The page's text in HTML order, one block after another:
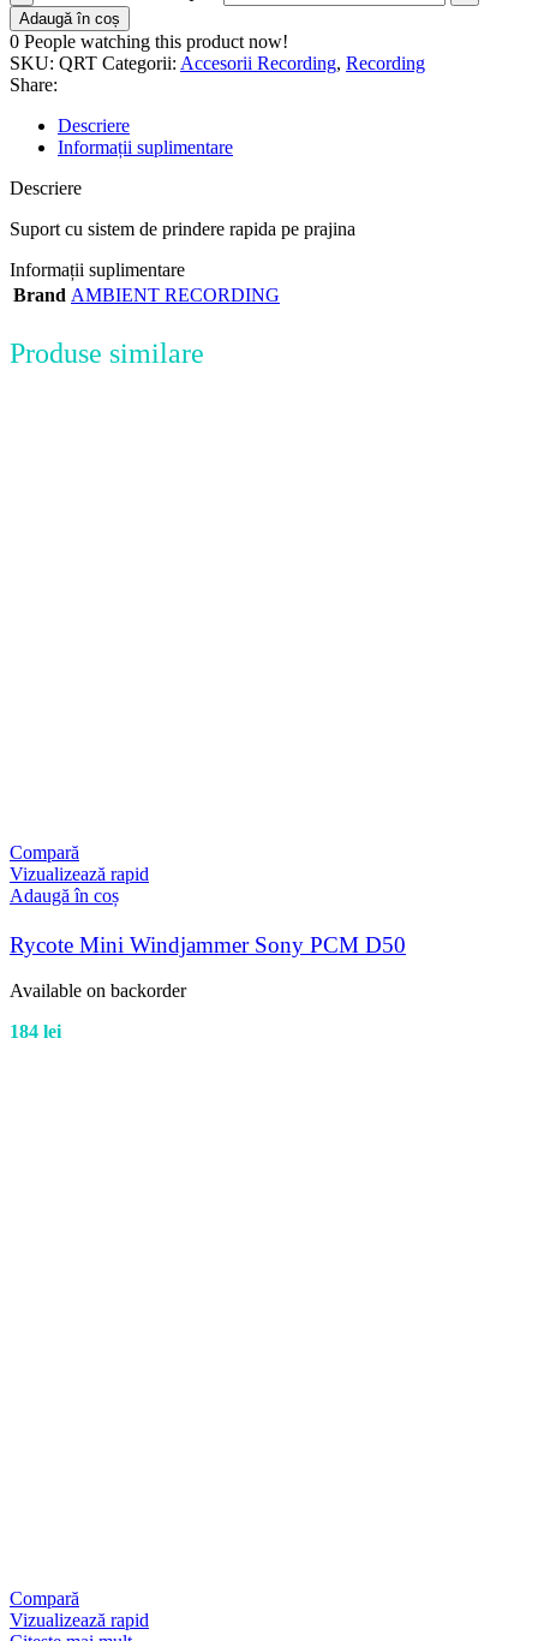
Adaugă în coș
0 People watching this product now!
SKU: QRT Categorii: Accesorii Recording, Recording
Share:
Descriere
Informații suplimentare
Descriere
Suport cu sistem de prindere rapida pe prajina
Informații suplimentare
Brand AMBIENT RECORDING
Produse similare
Compară
Vizualizează rapid
Adaugă în coș
Rycote Mini Windjammer Sony PCM D50
Available on backorder
184 lei
Compară
Vizualizează rapid